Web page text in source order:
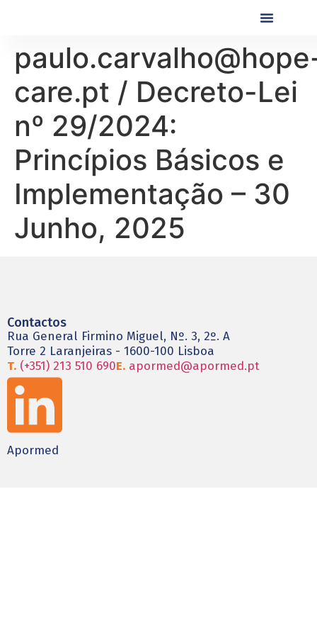
care.pt / Decreto-Lei
nº 29/2024:
Princípios Básicos e
Implementação – 30
Junho, 2025
Contactos
Rua General Firmino Miguel, Nº. 3, 2º. A
Torre 2 Laranjeiras - 1600-100 Lisboa
T. (+351) 213 510 690E. apormed@apormed.pt
Apormed